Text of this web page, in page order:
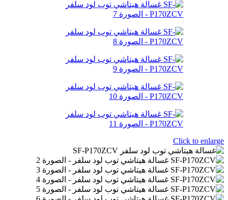
Click to enlarge